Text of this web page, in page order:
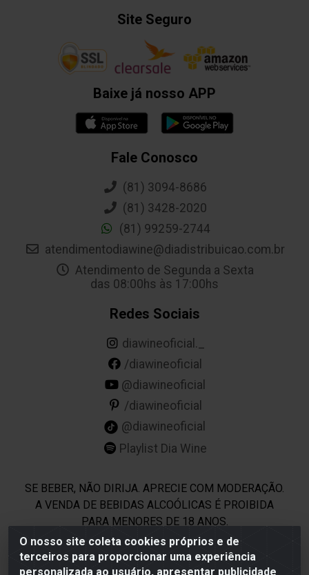
O nosso site coleta cookies próprios e de
terceiros para proporcionar uma experiência
personalizada ao usuário, apresentar publicidade
Site Seguro
Baixe já nosso APP
Fale Conosco
(81) 3094-8686
(81) 3428-2020
(81) 99259-2744
atendimentodiawine@diadistribuicao.com.br
Atendimento de Segunda a Sexta
das 08:00hs às 17:00hs
Redes Sociais
diawineoficial._
/diawineoficial
@diawineoficial
/diawineoficial
@diawineoficial
Playlist Dia Wine
SE BEBER, NÃO DIRIJA. APRECIE COM MODERAÇÃO.
A VENDA DE BEBIDAS ALCOÓLICAS É PROIBIDA
PARA MENORES DE 18 ANOS.
Dia Wine - Rodovia BR 232 KM 22,5 - Moreno/PE - CEP